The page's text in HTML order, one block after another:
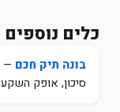
כלים
בונה תיק חכם —
סיכון, אופק